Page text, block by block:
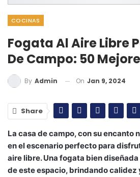
COCINAS
Fogata Al Aire Libre
De Campo: 50
By Admin On Jan 9, 2024
Share
La casa de campo, con su encanto
en el escenario perfecto para
aire libre. Una fogata bien
de este espacio, brindando calidez